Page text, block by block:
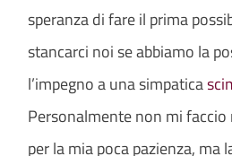
speranza di fare il prima
stancarci noi se abbiamo la
l’impegno a una simpatica
Personalmente non mi
per la mia poca pazienza, ma